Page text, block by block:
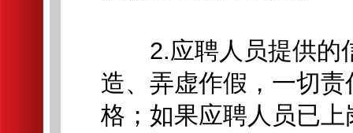
2.应聘人员提供的
造、弄虚作假，一切
格；如果应聘人员已